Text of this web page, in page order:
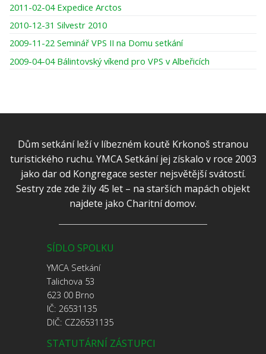
2011-02-04 Expedice Arctos
2010-12-31 Silvestr 2010
2009-11-22 Seminář VPS II na Domu setkání
2009-04-04 Bálintovský víkend pro VPS v Albeřicích
Dům setkání leží v líbezném koutě Krkonoš stranou
turistického ruchu. YMCA Setkání jej získalo v roce 2003
jako dar od Kongregace sester nejsvětější svátostí.
Sestry zde zde žily 45 let – na starších mapách objekt
najdete jako Charitní domov.
SÍDLO SPOLKU
YMCA Setkání
Talichova 53
623 00 Brno
IČ: 26531135
DIČ: CZ26531135
STATUTÁRNÍ ZÁSTUPCI